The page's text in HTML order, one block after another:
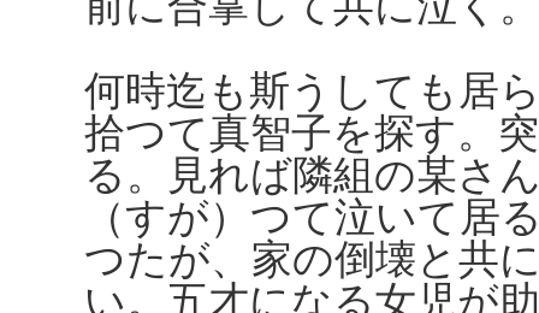
何時迄も斯うしても居
拾つて真智子を探す。
る。見れば隣組の某さ
（すが）つて泣いて居
つたが、家の倒壊と共
い。五才になる女児が